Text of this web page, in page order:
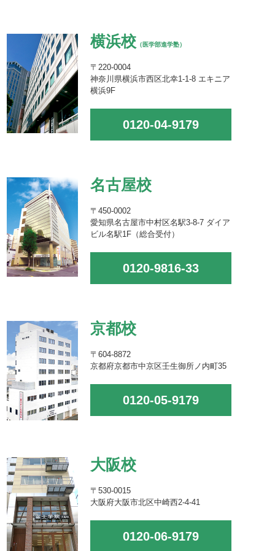
横浜校 （医学部進学塾）
〒220-0004
神奈川県横浜市西区北幸1-1-8 エキニア
横浜9F
0120-04-9179
名古屋校
〒450-0002
愛知県名古屋市中村区名駅3-8-7 ダイア
ビル名駅1F（総合受付）
0120-9816-33
京都校
〒604-8872
京都府京都市中京区壬生御所ノ内町35
0120-05-9179
大阪校
〒530-0015
大阪府大阪市北区中崎西2-4-41
0120-06-9179